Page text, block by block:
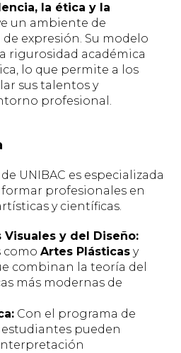
la ética y la
un ambiente de
expresión. Su modelo
rigurosidad académica
lo que permite a los
sus talentos y
profesional.
UNIBAC es especializada
profesionales en
y científicas.
Visuales y del Diseño:
como Artes Plásticas y
combinan la teoría del
más modernas de
Con el programa de
estudiantes pueden